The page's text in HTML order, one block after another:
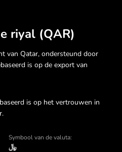
riyal (QAR)
van Qatar, ondersteund door
is op de export van
is op het vertrouwen in
Symbool van de valuta:
﷼